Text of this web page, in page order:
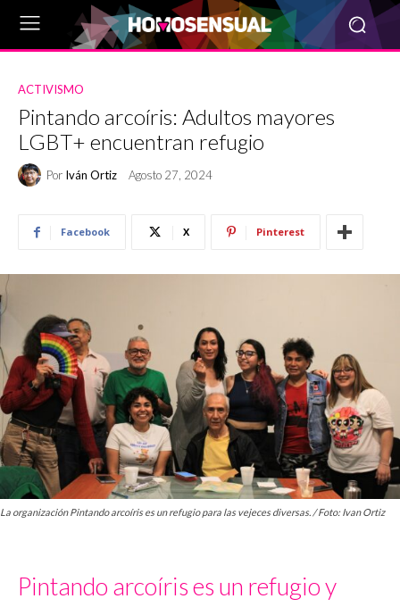
ACTIVISMO
Pintando arcoíris: Adultos mayores
LGBT+ encuentran refugio
Por Iván Ortiz Agosto 27, 2024
Facebook X Pinterest
La organización Pintando arcoíris es un refugio para las vejeces diversas. / Foto: Ivan Ortiz
Pintando arcoíris es un refugio y